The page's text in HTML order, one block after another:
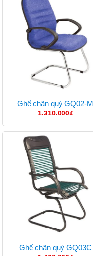
Ghế chân quỳ GQ02-M
1.310.000₫
Ghế chân quỳ GQ03C